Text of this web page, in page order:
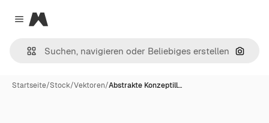
Close menu
Magnific
Nach
Startseite/Stock/Vektoren/Abstrakte Konzeptill…